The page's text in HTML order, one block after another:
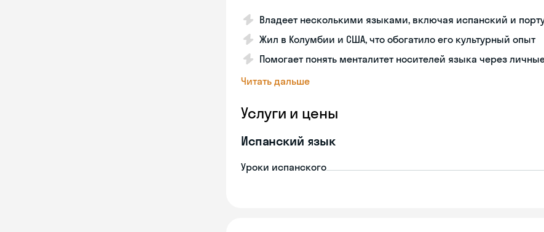
Владеет несколькими языками, включая испанский и
Жил в Колумбии и США, что обогатило его культурный опыт
Помогает понять менталитет носителей языка через
Читать дальше
Услуги и цены
Испанский язык
Уроки испанского